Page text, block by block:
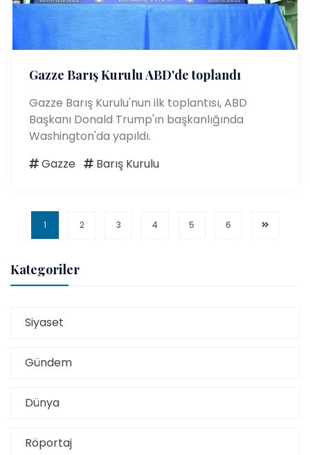
Gazze Barış Kurulu ABD'de toplandı
Gazze Barış Kurulu'nun ilk toplantısı, ABD
Başkanı Donald Trump'ın başkanlığında
Washington'da yapıldı.
Gazze
Barış Kurulu
1 2 3 4 5 6
Kategoriler
Siyaset
Gündem
Dünya
Röportaj